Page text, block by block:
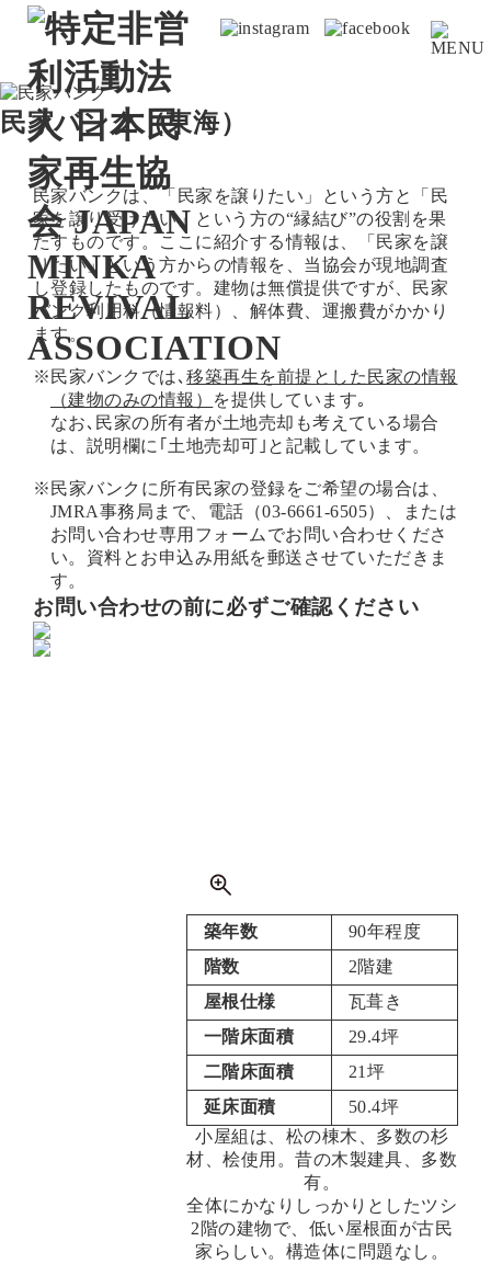
民家バンク（東海）
民家バンクは、「民家を譲りたい」という方と「民
家を譲り受けたい」という方の“縁結び”の役割を果
たすものです。ここに紹介する情報は、「民家を譲
りたい」という方からの情報を、当協会が現地調査
し登録したものです。建物は無償提供ですが、民家
バンク利用料（情報料）、解体費、運搬費がかかり
ます。
※民家バンクでは､移築再生を前提とした民家の情報
（建物のみの情報） を提供しています｡
なお､民家の所有者が土地売却も考えている場合
は、説明欄に｢土地売却可｣と記載しています。
※民家バンクに所有民家の登録をご希望の場合は、
JMRA事務局まで、電話（03-6661-6505）、または
お問い合わせ専用フォーム でお問い合わせくださ
い。資料とお申込み用紙を郵送させていただきま
す。
お問い合わせの前に必ずご確認ください
築年数
90年程度
階数
2階建
屋根仕様
瓦葺き
一階床面積
29.4坪
二階床面積
21坪
延床面積
50.4坪
小屋組は、松の棟木、多数の杉
材、桧使用。昔の木製建具、多数
有。
全体にかなりしっかりとしたツシ
2階の建物で、低い屋根面が古民
家らしい。構造体に問題なし。